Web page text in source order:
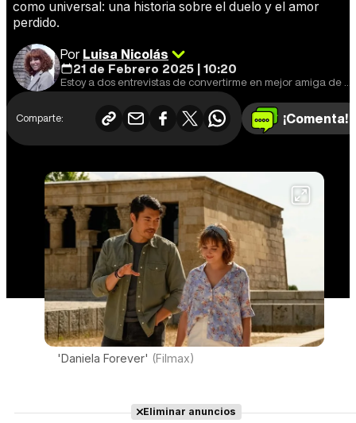
como universal: una historia sobre el duelo y el amor
perdido.
PorLuisa Nicolás
21 de Febrero 2025 | 10:20
Estoy a dos entrevistas de convertirme en mejor amiga de Shyamalan.
Comparte: ¡Comenta!
'Daniela Forever' (Filmax)
Eliminar anuncios